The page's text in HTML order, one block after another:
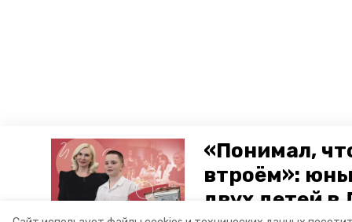
«Понимал,
втроём»:
двух детей в